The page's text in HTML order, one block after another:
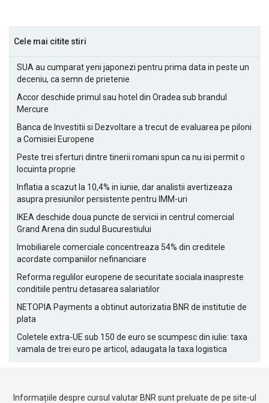
Cele mai citite stiri
SUA au cumparat yeni japonezi pentru prima data in peste un
deceniu, ca semn de prietenie
Accor deschide primul sau hotel din Oradea sub brandul
Mercure
Banca de Investitii si Dezvoltare a trecut de evaluarea pe piloni
a Comisiei Europene
Peste trei sferturi dintre tinerii romani spun ca nu isi permit o
locuinta proprie
Inflatia a scazut la 10,4% in iunie, dar analistii avertizeaza
asupra presiunilor persistente pentru IMM-uri
IKEA deschide doua puncte de servicii in centrul comercial
Grand Arena din sudul Bucurestiului
Imobiliarele comerciale concentreaza 54% din creditele
acordate companiilor nefinanciare
Reforma regulilor europene de securitate sociala inaspreste
conditiile pentru detasarea salariatilor
NETOPIA Payments a obtinut autorizatia BNR de institutie de
plata
Coletele extra-UE sub 150 de euro se scumpesc din iulie: taxa
vamala de trei euro pe articol, adaugata la taxa logistica
Informațiile despre cursul valutar BNR sunt preluate de pe site-ul